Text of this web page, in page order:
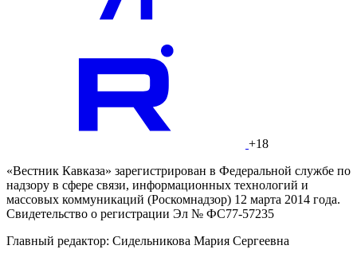
+18
«Вестник Кавказа» зарегистрирован в Федеральной службе по
надзору в сфере связи, информационных технологий и
массовых коммуникаций (Роскомнадзор) 12 марта 2014 года.
Свидетельство о регистрации Эл № ФС77-57235
Главный редактор: Сидельникова Мария Сергеевна